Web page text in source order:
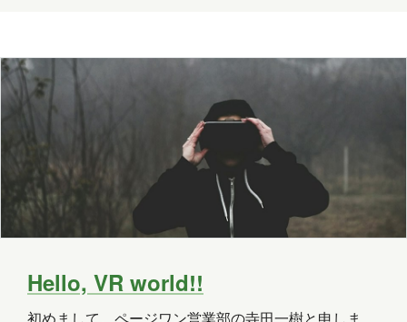
回目から読み返すとはどういうことか、と思う方もい
らっしゃるかと思います。 なぜこ…
Hello, VR world!!